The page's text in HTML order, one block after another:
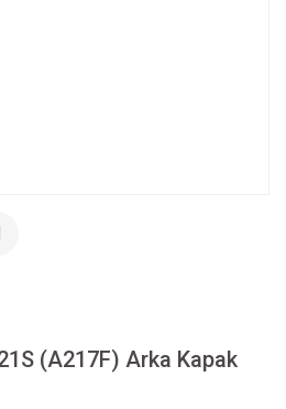
(A217F) Arka Kapak